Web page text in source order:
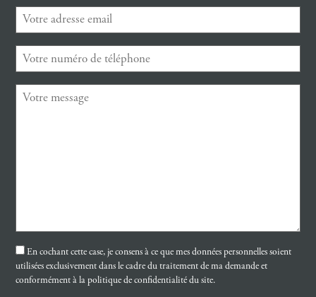
En cochant cette case, je consens à ce que mes données personnelles soient
utilisées exclusivement dans le cadre du traitement de ma demande et
conformément à la politique de confidentialité du site.